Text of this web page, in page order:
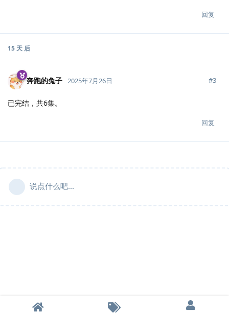
回复
15 天 后
奔跑的兔子 2025年7月26日 #3
已完结，共6集。
回复
说点什么吧...